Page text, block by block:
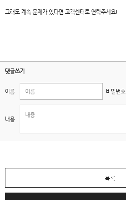
그래도 계속 문제가 있다면 고객센터로 연락주세요!
댓글쓰기
이름 비밀번호
내용
목록